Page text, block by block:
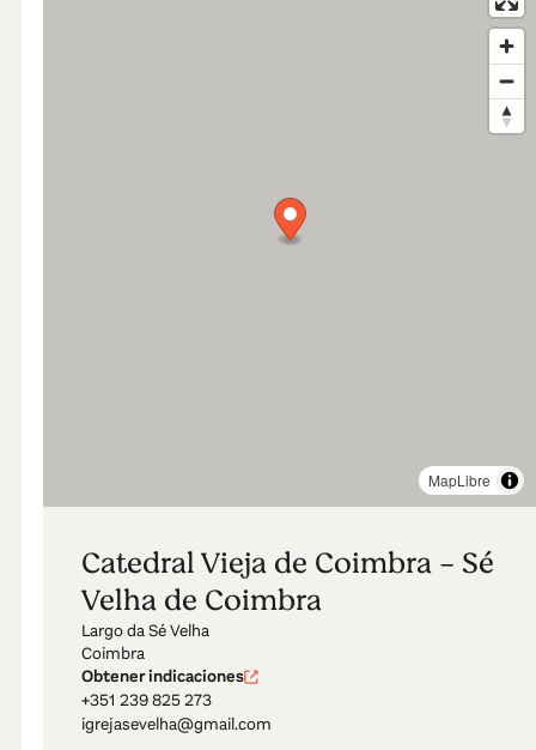
Catedral Vieja de Coimbra - Sé
Velha de Coimbra
Largo da Sé Velha
Coimbra
Obtener indicaciones
+351 239 825 273
igrejasevelha@gmail.com
MapLibre